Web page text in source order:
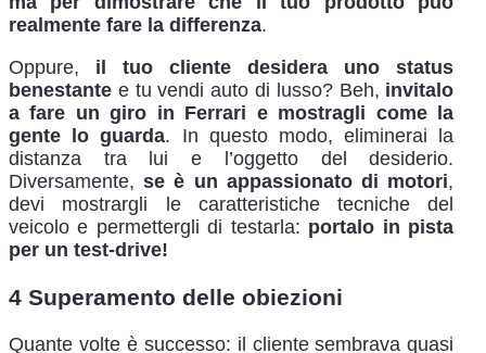
realmente fare la differenza.
Oppure, il tuo cliente desidera uno status
benestante e tu vendi auto di lusso? Beh, invitalo
a fare un giro in Ferrari e mostragli come la
gente lo guarda. In questo modo, eliminerai la
distanza tra lui e l’oggetto del desiderio.
Diversamente,se è un appassionato di motori,
devi mostrargli le caratteristiche tecniche del
veicolo e permettergli di testarla: portalo in pista
per un test-drive!
4 Superamento delle obiezioni
Quante volte è successo: il cliente sembrava quasi